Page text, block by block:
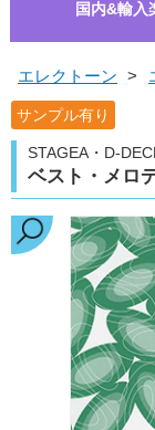
国内&輸入
エレクトーン >
サンプル有り
STAGEA・D-
ベスト・メロ